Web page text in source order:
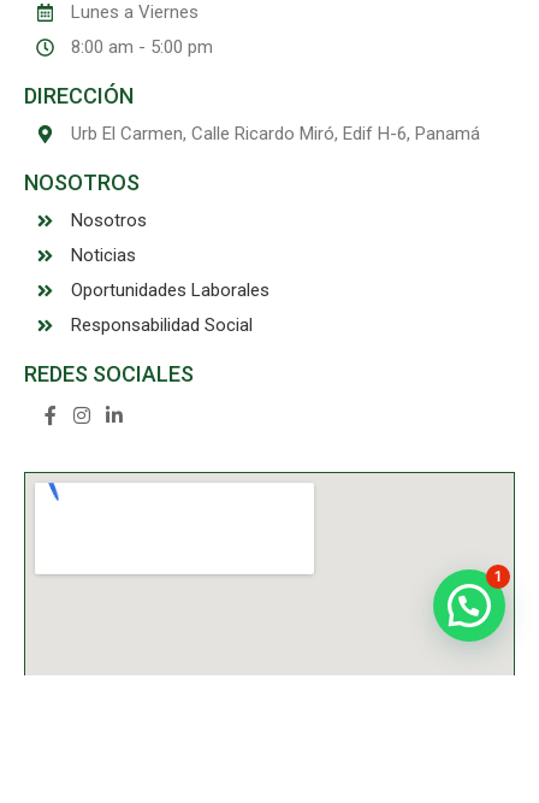
Lunes a Viernes
8:00 am - 5:00 pm
DIRECCIÓN
Urb El Carmen, Calle Ricardo Miró, Edif H-6, Panamá
NOSOTROS
Nosotros
Noticias
Oportunidades Laborales
Responsabilidad Social
REDES SOCIALES
1